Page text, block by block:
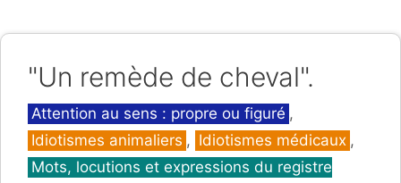
"Un remède de cheval".
Catégories
Attention au sens : propre ou figuré ,
Idiotismes animaliers , Idiotismes médicaux ,
Mots, locutions et expressions du registre